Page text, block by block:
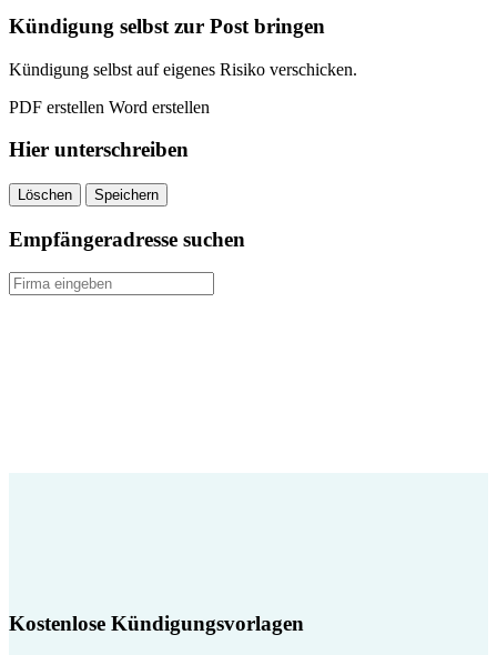
quantity
Kündigung selbst zur Post bringen
Kündigung selbst auf eigenes Risiko verschicken.
PDF erstellen Word erstellen
Hier unterschreiben
Löschen Speichern
Empfängeradresse suchen
Kostenlose Kündigungsvorlagen